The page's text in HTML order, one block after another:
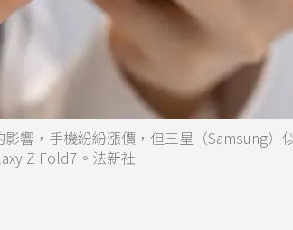
響，手機紛紛漲價，但三星（Samsung
Z Fold7。法新社